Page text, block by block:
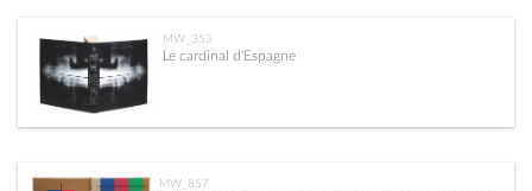
MW_353
Le cardinal d'Espagne
MW_857